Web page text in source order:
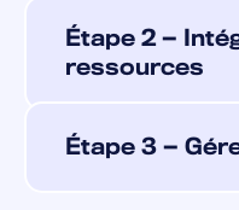
Étape 2 —
ressources
Center ↗et
Étape 3 —